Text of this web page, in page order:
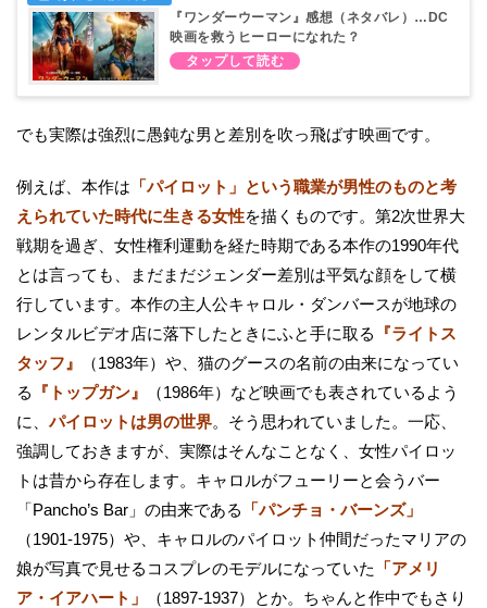
『ワンダーウーマン』感想（ネタバレ）…DC
映画を救うヒーローになれた？
でも実際は強烈に愚鈍な男と差別を吹っ飛ばす映画です。
例えば、本作は 「パイロット」という職業が男性のものと考
えられていた時代に生きる女性を描くものです。第2次世界大
戦期を過ぎ、女性権利運動を経た時期である本作の1990年代
とは言っても、まだまだジェンダー差別は平気な顔をして横
行しています。本作の主人公キャロル・ダンバースが地球の
レンタルビデオ店に落下したときにふと手に取る
『ライトス
タッフ』
（1983年）や、猫のグースの名前の由来になってい
る
『トップガン』
（1986年）など映画でも表されているよう
に、パイロットは男の世界。そう思われていました。一応、
強調しておきますが、実際はそんなことなく、女性パイロッ
トは昔から存在します。キャロルがフューリーと会うバー
「Pancho’s Bar」の由来である
「パンチョ・バーンズ」
（1901-1975）や、キャロルのパイロット仲間だったマリアの
娘が写真で見せるコスプレのモデルになっていた
「アメリ
ア・イアハート」
（1897-1937）とか。ちゃんと作中でもさり